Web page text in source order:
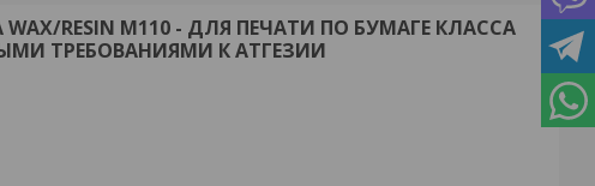
RESIN М110 - ДЛЯ ПЕЧАТИ ПО БУМАГЕ КЛАССА
ТРЕБОВАНИЯМИ К АТГЕЗИИ